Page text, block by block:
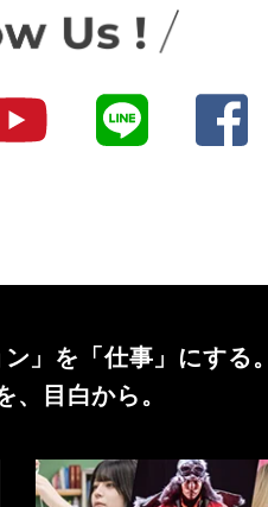
」を 「仕事」にする。
、目白から。